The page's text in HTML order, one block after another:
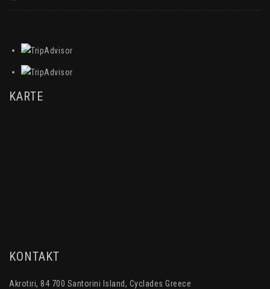
KARTE
KONTAKT
Akrotiri, 84 700 Santorini Island, Cyclades Greece